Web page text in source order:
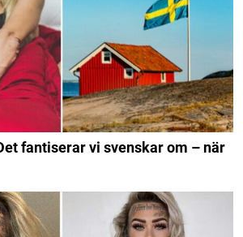
fantiserar vi svenskar om – när